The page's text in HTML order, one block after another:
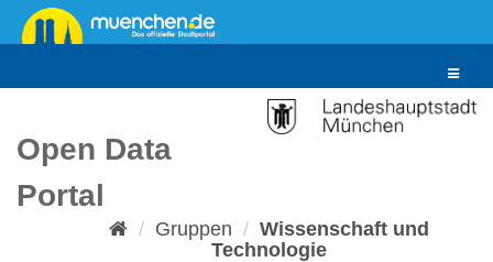
Überspringen
zum
Toggle
Open Data
Portal
Gruppen
Wissenschaft und
Technologie